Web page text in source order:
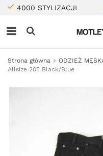
4000 STYLIZACJI
Strona główna ODZIEŻ
Allsize 205 Black/Blue